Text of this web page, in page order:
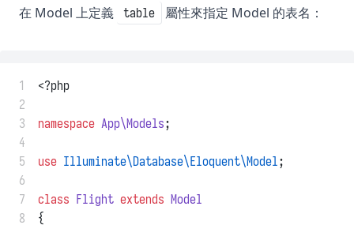
在 Model 上定義 table 屬性來指定 Model 的表名：
1
<?php
2
3
namespace App\Models;
4
5
use Illuminate\Database\Eloquent\Model;
6
7
class Flight extends Model
8
{